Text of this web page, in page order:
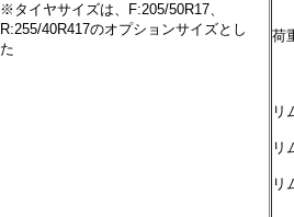
※タイヤサイズは、F:205/50R17、
R:255/40R417のオプションサイズとし
た
荷
リ
リ
リ